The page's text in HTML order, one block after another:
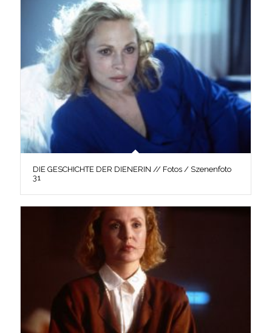
DIE GESCHICHTE DER DIENERIN // Fotos / Szenenfoto
31